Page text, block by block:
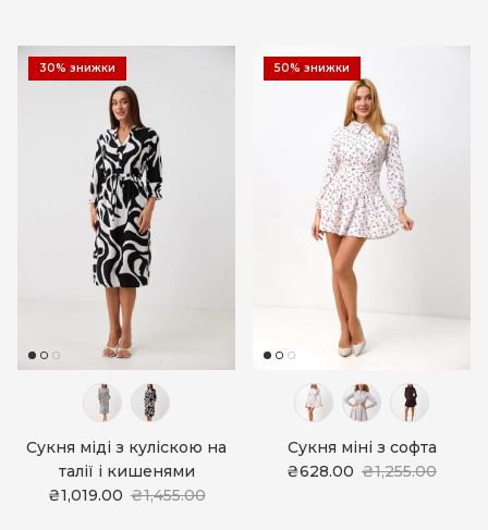
30% знижки
Сукня міді з куліскою на
талії і кишенями
₴1,019.00 ₴1,455.00
50% знижки
Сукня міні з софта
₴628.00 ₴1,255.00